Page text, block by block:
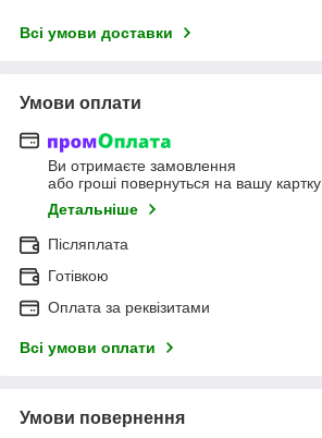
Всі умови доставки
Умови оплати
Ви отримаєте замовлення
або гроші повернуться на вашу картку
Детальніше
Післяплата
Готівкою
Оплата за реквізитами
Всі умови оплати
Умови повернення